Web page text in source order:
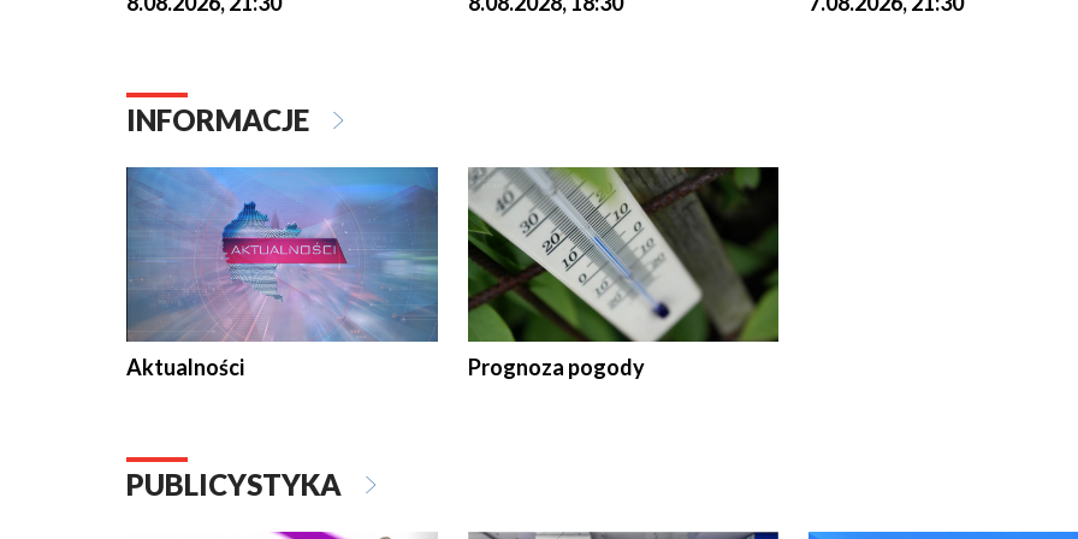
INFORMACJE
Aktualności Prognoza pogody
PUBLICYSTYKA